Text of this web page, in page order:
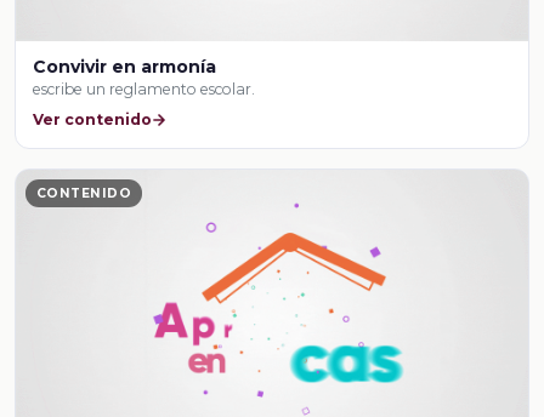
Convivir en armonía
escribe un reglamento escolar.
Ver contenido
CONTENIDO